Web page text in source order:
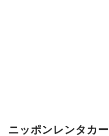
ニッポンレンタカ